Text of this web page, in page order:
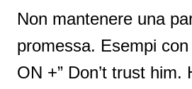
Non mantenere una
promessa. Esempi
ON +” Don’t trust him.